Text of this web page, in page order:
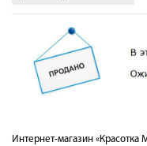
Интернет-магазин «Красотка